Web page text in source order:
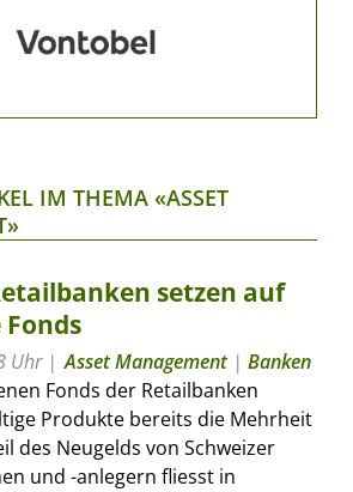
IM THEMA «ASSET
setzen auf
Uhr Asset Management| Banken
Fonds der Retailbanken
Produkte bereits die Mehrheit
des Neugelds von Schweizer
und -anlegern fliesst in